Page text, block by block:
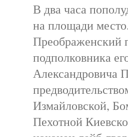
В два часа
на площади
Преображенский
подполковника
Александровича
Измайловской,
Пехотной